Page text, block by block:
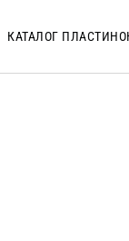
КАТАЛОГ